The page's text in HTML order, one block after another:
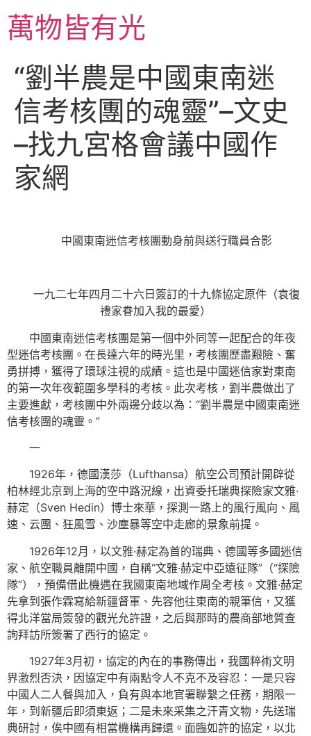
主萬物皆有光
“劉半農是中國東南迷
信考核團的魂靈”–文史
–找九宮格會議中國作
家網
中國東南迷信考核團動身前與送行職員合影
一九二七年四月二十六日簽訂的十九條協定原件（袁復
禮家眷加入我的最愛）
中國東南迷信考核團是第一個中外同等一起配合的年夜
型迷信考核團。在長達六年的時光里，考核團歷盡艱險、奮
勇拼搏，獲得了環球注視的成績。這也是中國迷信家對東南
的第一次年夜範圍多學科的考核。此次考核，劉半農做出了
主要進獻，考核團中外兩邊分歧以為：“劉半農是中國東南迷
信考核團的魂靈。”
一
1926年，德國漢莎（Lufthansa）航空公司預計開辟從
柏林經北京到上海的空中路況線，出資委托瑞典探險家文雅·
赫定（Sven Hedin）博士來華，探測一路上的風行風向、風
速、云團、狂風雪、沙塵暴等空中走廊的景象前提。
1926年12月，以文雅·赫定為首的瑞典、德國等多國迷信
家、航空職員離開中國，自稱“文雅·赫定中亞遠征隊”（“探險
隊”），預備借此機遇在我國東南地域作周全考核。文雅·赫定
先拿到張作霖寫給新疆督軍、先容他往東南的親筆信，又獲
得北洋當局簽發的觀光允許證，之后與那時的農商部地質查
詢拜訪所簽署了西行的協定。
1927年3月初，協定的內在的事務傳出，我國粹術文明
界激烈否決，因協定中有兩點令人不克不及容忍：一是只容
中國人二人餐與加入，負有與本地官署聯繫之任務，期限一
年，到新疆后即須東返；二是未來采集之汗青文物，先送瑞
典研討，俟中國有相當機構再歸還。面臨如許的協定，以北